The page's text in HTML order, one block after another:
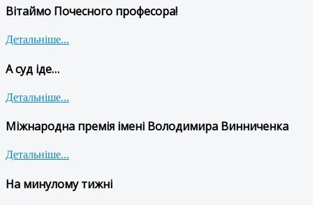
Вітаймо Почесного професора!
Детальніше...
А суд іде…
Детальніше...
Міжнародна премія імені Володимира Винниченка
Детальніше...
На минулому тижні